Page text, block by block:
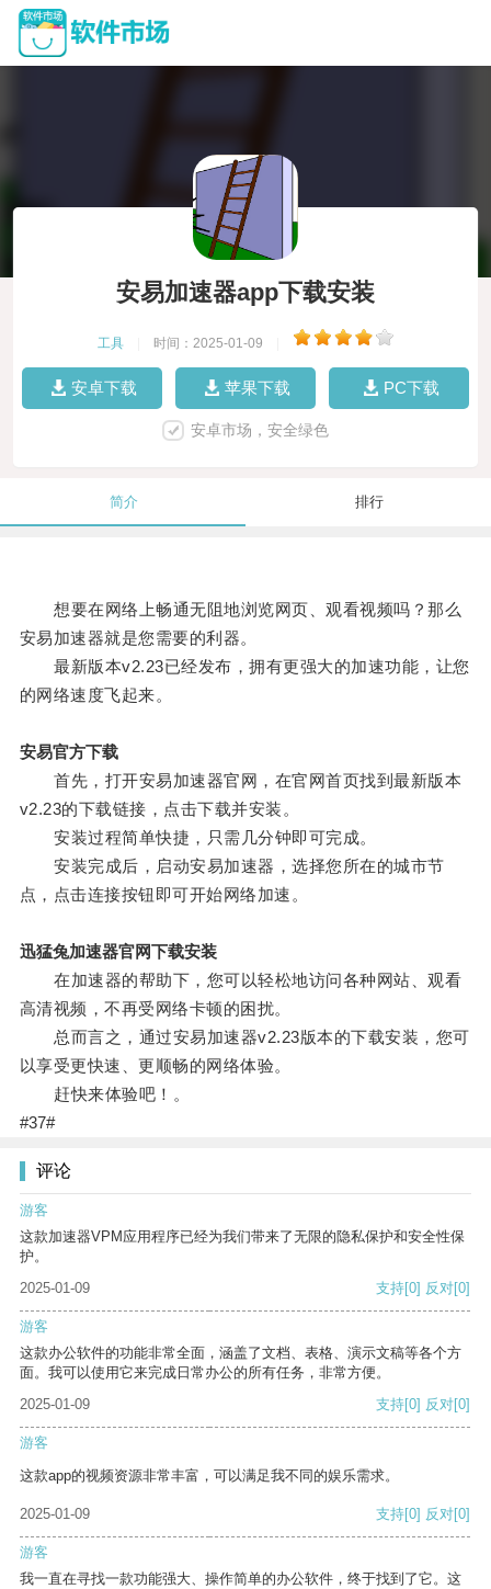
安易加速器app下载安装
工具 时间：2025-01-09
安卓下载 苹果下载 PC下载
安卓市场，安全绿色
简介 排行
想要在网络上畅通无阻地浏览网页、观看视频吗？那么
安易加速器就是您需要的利器。
最新版本v2.23已经发布，拥有更强大的加速功能，让您
的网络速度飞起来。
安易官方下载
首先，打开安易加速器官网，在官网首页找到最新版本
v2.23的下载链接，点击下载并安装。
安装过程简单快捷，只需几分钟即可完成。
安装完成后，启动安易加速器，选择您所在的城市节
点，点击连接按钮即可开始网络加速。
迅猛兔加速器官网下载安装
在加速器的帮助下，您可以轻松地访问各种网站、观看
高清视频，不再受网络卡顿的困扰。
总而言之，通过安易加速器v2.23版本的下载安装，您可
以享受更快速、更顺畅的网络体验。
赶快来体验吧！。
#37#
评论
游客
这款加速器VPM应用程序已经为我们带来了无限的隐私保护和安全性保
护。
2025-01-09
支持[0] 反对[0]
游客
这款办公软件的功能非常全面，涵盖了文档、表格、演示文稿等各个方
面。我可以使用它来完成日常办公的所有任务，非常方便。
2025-01-09
支持[0] 反对[0]
游客
这款app的视频资源非常丰富，可以满足我不同的娱乐需求。
2025-01-09 支持[0] 反对[0]
游客
我一直在寻找一款功能强大、操作简单的办公软件，终于找到了它。这